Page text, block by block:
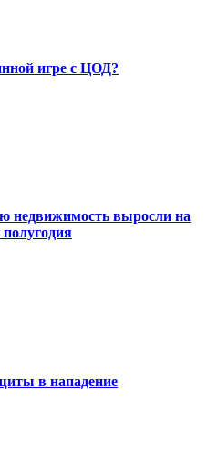
игре с ЦОД?
недвижимость выросли на
в нападение